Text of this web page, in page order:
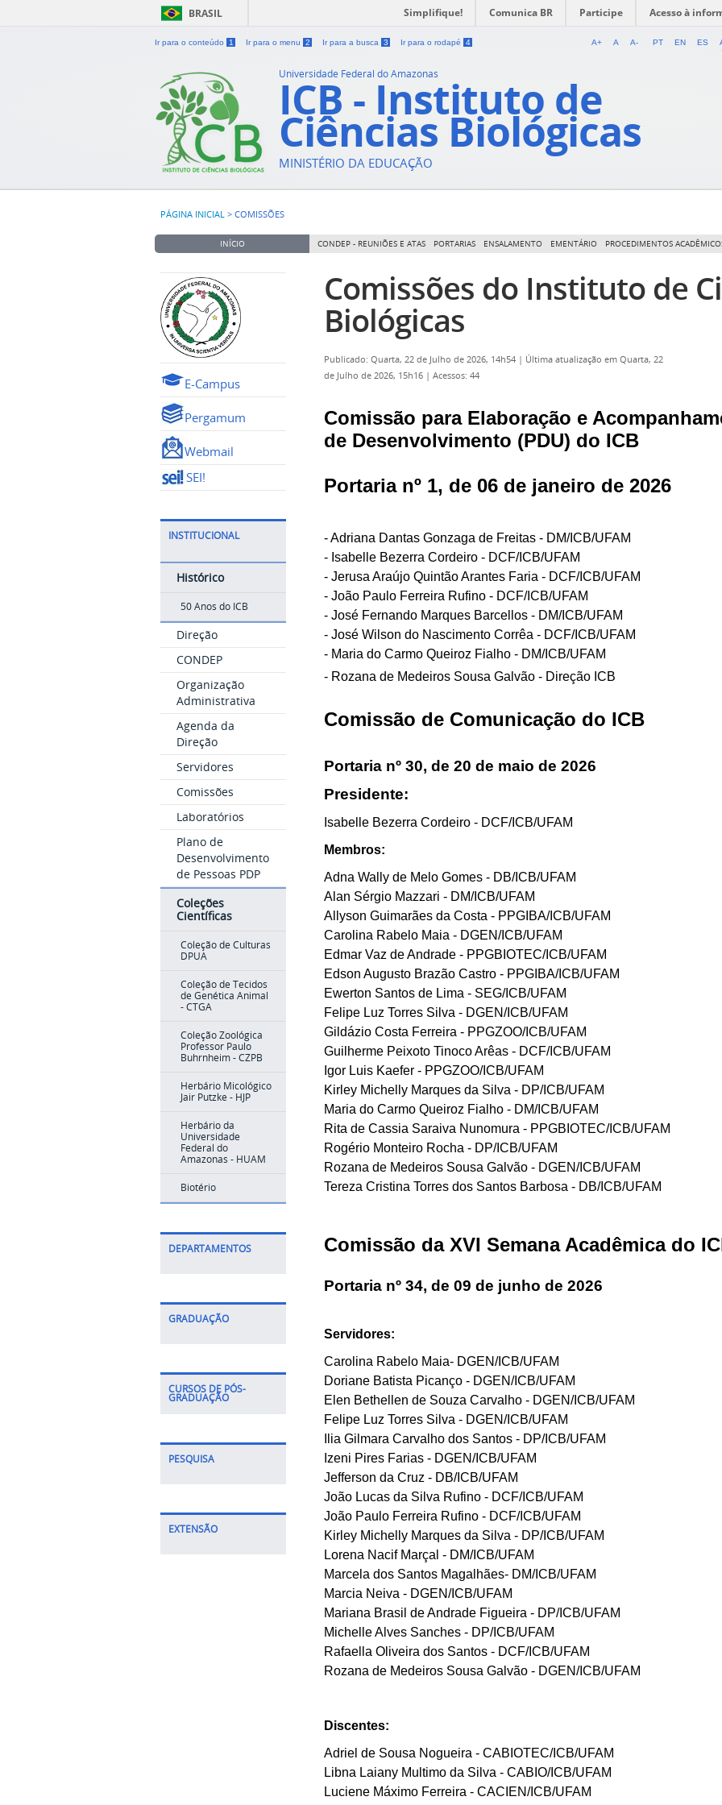
BRASIL Simplifique! Comunica BR Participe Acesso à
Ir para o conteúdo 1 Ir para o menu 2 Ir para a busca 3 Ir para o rodapé 4 A+ A A- PT EN ES
Universidade Federal do Amazonas
ICB - Instituto de
Ciências Biológicas
MINISTÉRIO DA EDUCAÇÃO
PÁGINA INICIAL > COMISSÕES
INÍCIO CONDEP - REUNIÕES E ATAS PORTARIAS ENSALAMENTO EMENTÁRIO PROCEDIMENTOS
E-Campus
Pergamum
Webmail
SEI!
INSTITUCIONAL
Histórico
50 Anos do ICB
Direção
CONDEP
Organização
Administrativa
Agenda da
Direção
Servidores
Comissões
Laboratórios
Plano de
Desenvolvimento
de Pessoas PDP
Coleções
Científicas
Coleção de Culturas
DPUA
Coleção de Tecidos
de Genética Animal
- CTGA
Coleção Zoológica
Professor Paulo
Buhrnheim - CZPB
Herbário Micológico
Jair Putzke - HJP
Herbário da
Universidade
Federal do
Amazonas - HUAM
Biotério
DEPARTAMENTOS
GRADUAÇÃO
CURSOS DE PÓS-
GRADUAÇÃO
PESQUISA
EXTENSÃO
Comissões do Instituto de
Biológicas
Publicado: Quarta, 22 de Julho de 2026, 14h54 | Última atualização em Quarta, 22
de Julho de 2026, 15h16 | Acessos: 44
Comissão para Elaboração e
de Desenvolvimento (PDU) do ICB
Portaria nº 1, de 06 de janeiro de 2026
- Adriana Dantas Gonzaga de Freitas - DM/ICB/UFAM
- Isabelle Bezerra Cordeiro - DCF/ICB/UFAM
- Jerusa Araújo Quintão Arantes Faria - DCF/ICB/UFAM
- João Paulo Ferreira Rufino - DCF/ICB/UFAM
- José Fernando Marques Barcellos - DM/ICB/UFAM
- José Wilson do Nascimento Corrêa - DCF/ICB/UFAM
- Maria do Carmo Queiroz Fialho - DM/ICB/UFAM
- Rozana de Medeiros Sousa Galvão - Direção ICB
Comissão de Comunicação do ICB
Portaria nº 30, de 20 de maio de 2026
Presidente:
Isabelle Bezerra Cordeiro - DCF/ICB/UFAM
Membros:
Adna Wally de Melo Gomes - DB/ICB/UFAM
Alan Sérgio Mazzari - DM/ICB/UFAM
Allyson Guimarães da Costa - PPGIBA/ICB/UFAM
Carolina Rabelo Maia - DGEN/ICB/UFAM
Edmar Vaz de Andrade - PPGBIOTEC/ICB/UFAM
Edson Augusto Brazão Castro - PPGIBA/ICB/UFAM
Ewerton Santos de Lima - SEG/ICB/UFAM
Felipe Luz Torres Silva - DGEN/ICB/UFAM
Gildázio Costa Ferreira - PPGZOO/ICB/UFAM
Guilherme Peixoto Tinoco Arêas - DCF/ICB/UFAM
Igor Luis Kaefer - PPGZOO/ICB/UFAM
Kirley Michelly Marques da Silva - DP/ICB/UFAM
Maria do Carmo Queiroz Fialho - DM/ICB/UFAM
Rita de Cassia Saraiva Nunomura - PPGBIOTEC/ICB/UFAM
Rogério Monteiro Rocha - DP/ICB/UFAM
Rozana de Medeiros Sousa Galvão - DGEN/ICB/UFAM
Tereza Cristina Torres dos Santos Barbosa - DB/ICB/UFAM
Comissão da XVI Semana Acadêmica do
Portaria nº 34, de 09 de junho de 2026
Servidores:
Carolina Rabelo Maia- DGEN/ICB/UFAM
Doriane Batista Picanço - DGEN/ICB/UFAM
Elen Bethellen de Souza Carvalho - DGEN/ICB/UFAM
Felipe Luz Torres Silva - DGEN/ICB/UFAM
Ilia Gilmara Carvalho dos Santos - DP/ICB/UFAM
Izeni Pires Farias - DGEN/ICB/UFAM
Jefferson da Cruz - DB/ICB/UFAM
João Lucas da Silva Rufino - DCF/ICB/UFAM
João Paulo Ferreira Rufino - DCF/ICB/UFAM
Kirley Michelly Marques da Silva - DP/ICB/UFAM
Lorena Nacif Marçal - DM/ICB/UFAM
Marcela dos Santos Magalhães- DM/ICB/UFAM
Marcia Neiva - DGEN/ICB/UFAM
Mariana Brasil de Andrade Figueira - DP/ICB/UFAM
Michelle Alves Sanches - DP/ICB/UFAM
Rafaella Oliveira dos Santos - DCF/ICB/UFAM
Rozana de Medeiros Sousa Galvão - DGEN/ICB/UFAM
Discentes:
Adriel de Sousa Nogueira - CABIOTEC/ICB/UFAM
Libna Laiany Multimo da Silva - CABIO/ICB/UFAM
Luciene Máximo Ferreira - CACIEN/ICB/UFAM